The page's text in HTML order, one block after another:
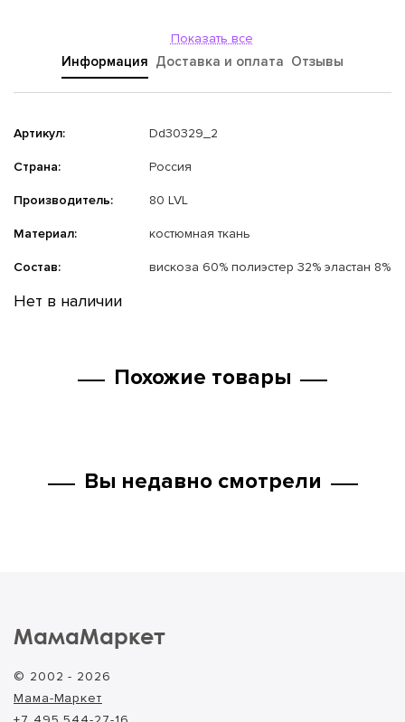
Показать все
Информация Доставка и оплата Отзывы
Артикул: Dd30329_2
Страна: Россия
Производитель: 80 LVL
Материал: костюмная ткань
Состав: вискоза 60% полиэстер 32% эластан 8%
Нет в наличии
Похожие товары
Вы недавно смотрели
МамаМаркет
© 2002 - 2026
Мама-Маркет